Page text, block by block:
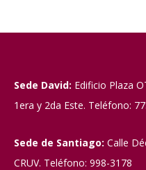
Sede David: Edificio Plaza
1era y 2da Este. Teléfono:
Sede de Santiago: Calle
CRUV. Teléfono: 998-3178